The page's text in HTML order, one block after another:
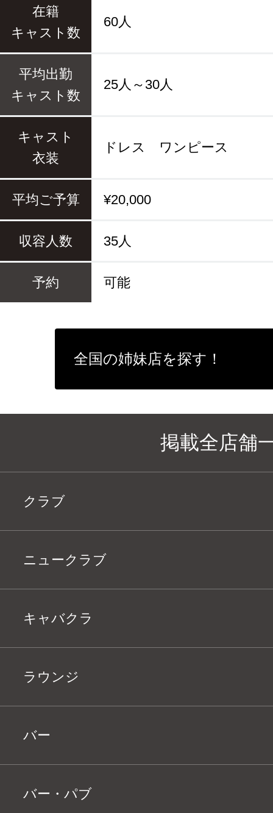
在籍
キャスト数
60人
平均出勤
キャスト数
25人～30人
キャスト
衣装
ドレス ワンピース
平均ご予算 ¥20,000
収容人数 35人
予約 可能
全国の姉妹店を探す！
掲載全店舗
クラブ
ニュークラブ
キャバクラ
ラウンジ
バー
バー・パブ